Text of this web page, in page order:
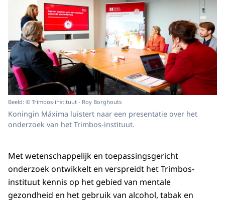
Beeld: © Trimbos-instituut - Roy Borghouts
Koningin Máxima luistert naar een presentatie over het
onderzoek van het Trimbos-instituut.
Met wetenschappelijk en toepassingsgericht
onderzoek ontwikkelt en verspreidt het Trimbos-
instituut kennis op het gebied van mentale
gezondheid en het gebruik van alcohol, tabak en